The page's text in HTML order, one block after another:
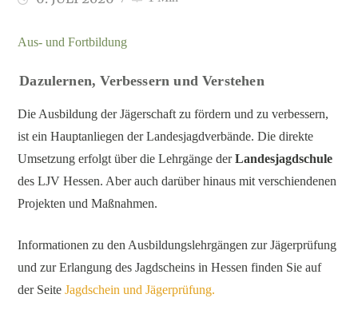
Aus- und Fortbildung
Dazulernen, Verbessern und Verstehen
Die Ausbildung der Jägerschaft zu fördern und zu verbessern,
ist ein Hauptanliegen der Landesjagdverbände. Die direkte
Umsetzung erfolgt über die Lehrgänge derLandesjagdschule
des LJV Hessen. Aber auch darüber hinaus mit verschiendenen
Projekten und Maßnahmen.
Informationen zu den Ausbildungslehrgängen zur Jägerprüfung
und zur Erlangung des Jagdscheins in Hessen finden Sie auf
der SeiteJagdschein und Jägerprüfung.